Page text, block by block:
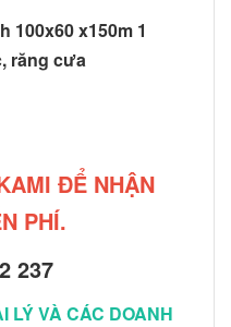
100x60 x150m 1
răng cưa
ĐỂ NHẬN
PHÍ.
237
LÝ VÀ CÁC DOANH